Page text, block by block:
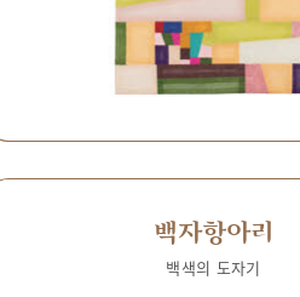
백자항아리
백색의 도자기